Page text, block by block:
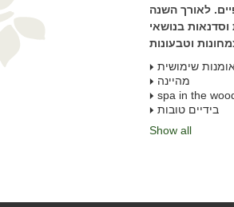
לאורך השנה
בנושאי
שימושית
מהיינה
spa in the
בידיים טובות
Show all